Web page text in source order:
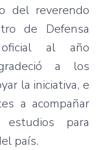
del reverendo
de Defensa
al año
a los
la iniciativa, e
a acompañar
para
país.